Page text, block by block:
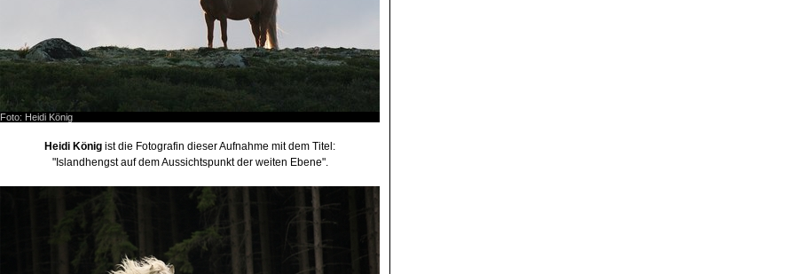
Foto: Heidi König
Heidi König ist die Fotografin dieser Aufnahme mit dem Titel:
"Islandhengst auf dem Aussichtspunkt der weiten Ebene".